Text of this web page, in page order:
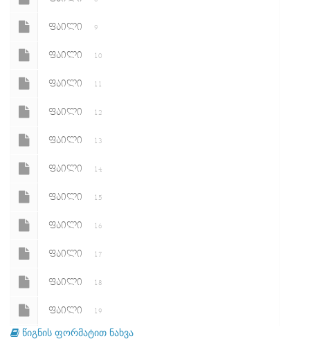
ᲤᲐᲘᲚᲘ 9
ᲤᲐᲘᲚᲘ 10
ᲤᲐᲘᲚᲘ 11
ᲤᲐᲘᲚᲘ 12
ᲤᲐᲘᲚᲘ 13
ᲤᲐᲘᲚᲘ 14
ᲤᲐᲘᲚᲘ 15
ᲤᲐᲘᲚᲘ 16
ᲤᲐᲘᲚᲘ 17
ᲤᲐᲘᲚᲘ 18
ᲤᲐᲘᲚᲘ 19
ᲤᲐᲘᲚᲘ 20
წიგნის ფორმატით ნახვა